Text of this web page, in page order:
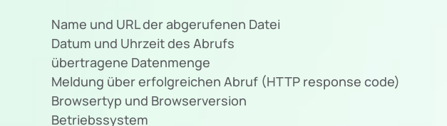
Name und URL der abgerufenen Datei
Datum und Uhrzeit des Abrufs
übertragene Datenmenge
Meldung über erfolgreichen Abruf (HTTP response code)
Browsertyp und Browserversion
Betriebssystem